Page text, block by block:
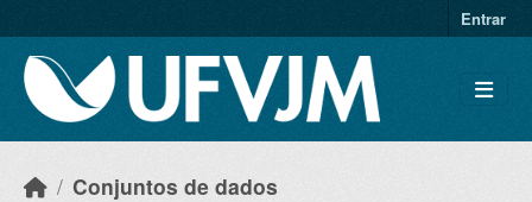
Entrar
Conjuntos de dados